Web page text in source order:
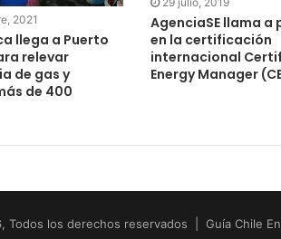
2021
llega a Puerto
relevar
de gas y
de 400
AgenciaSE llama
en la certificación
internacional
Energy Manager
Todos los derechos reservados | Guía Chile